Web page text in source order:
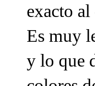
exacto
Es muy
y lo que